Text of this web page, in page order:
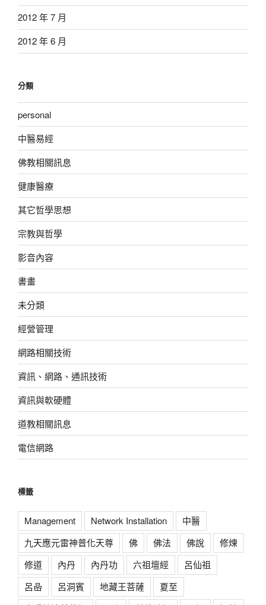
2012 年 7 月
2012 年 6 月
分類
personal
中醫易經
佛教相關訊息
健康醫療
其它哲學思想
宗教與哲學
影音內容
書畫
未分類
經營管理
網路相關技術
資訊、網路、通訊技術
資訊與軟硬體
道教相關訊息
電信網路
標籤
Management Network Installation
中醫
九天應元雷神普化天尊
佛 佛法 佛說
修煉
修道
內丹 內丹功 六祖壇經
呂仙祖
呂喦
呂洞賓 地藏王菩薩
夏至